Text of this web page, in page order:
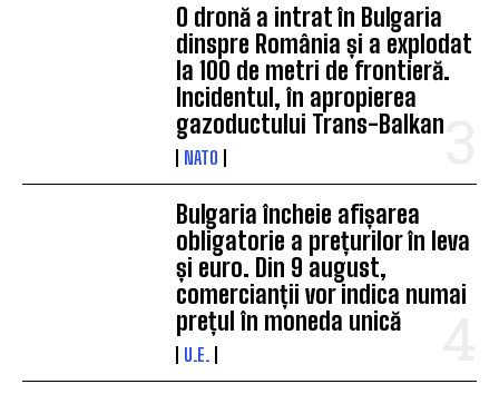
O dronă a intrat în Bulgaria
dinspre România și a explodat
la 100 de metri de frontieră.
Incidentul, în apropierea
gazoductului Trans-Balkan
NATO
Bulgaria încheie afișarea
obligatorie a prețurilor în leva
și euro. Din 9 august,
comercianții vor indica numai
prețul în moneda unică
U.E.